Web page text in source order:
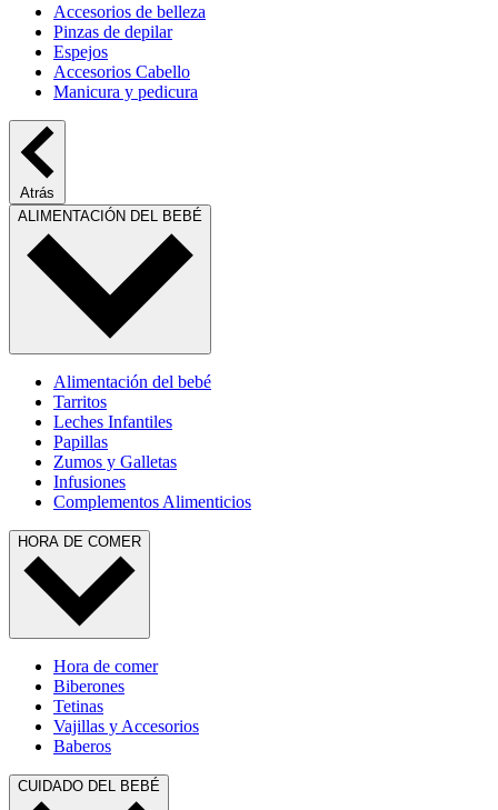
Accesorios de belleza
Pinzas de depilar
Espejos
Accesorios Cabello
Manicura y pedicura
Atrás
ALIMENTACIÓN DEL BEBÉ
Alimentación del bebé
Tarritos
Leches Infantiles
Papillas
Zumos y Galletas
Infusiones
Complementos Alimenticios
HORA DE COMER
Hora de comer
Biberones
Tetinas
Vajillas y Accesorios
Baberos
CUIDADO DEL BEBÉ